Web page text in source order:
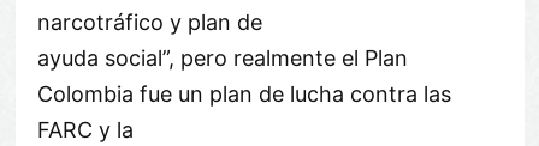
narcotráfico y plan de
ayuda social”, pero realmente el Plan
Colombia fue un plan de lucha contra las
FARC y la